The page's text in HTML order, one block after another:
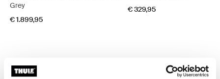
Grey
€ 1.899,95
€ 329,95
Pakete entdecken